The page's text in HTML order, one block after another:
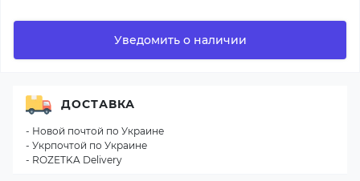
Уведомить о наличии
ДОСТАВКА
- Новой почтой по Украине
- Укрпочтой по Украине
- ROZETKA Delivery